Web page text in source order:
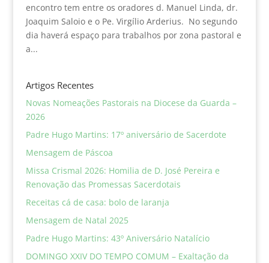
encontro tem entre os oradores d. Manuel Linda, dr.
Joaquim Saloio e o Pe. Virgílio Arderius. No segundo
dia haverá espaço para trabalhos por zona pastoral e
a...
Artigos Recentes
Novas Nomeações Pastorais na Diocese da Guarda –
2026
Padre Hugo Martins: 17º aniversário de Sacerdote
Mensagem de Páscoa
Missa Crismal 2026: Homilia de D. José Pereira e
Renovação das Promessas Sacerdotais
Receitas cá de casa: bolo de laranja
Mensagem de Natal 2025
Padre Hugo Martins: 43º Aniversário Natalício
DOMINGO XXIV DO TEMPO COMUM – Exaltação da